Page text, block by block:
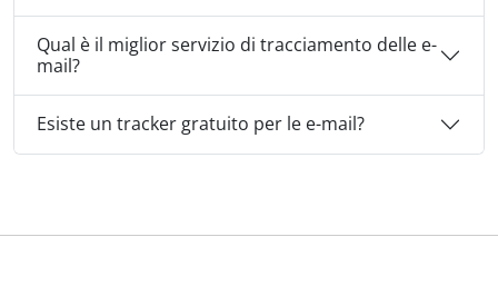
Qual è il miglior servizio di tracciamento delle e-
mail?
Esiste un tracker gratuito per le e-mail?